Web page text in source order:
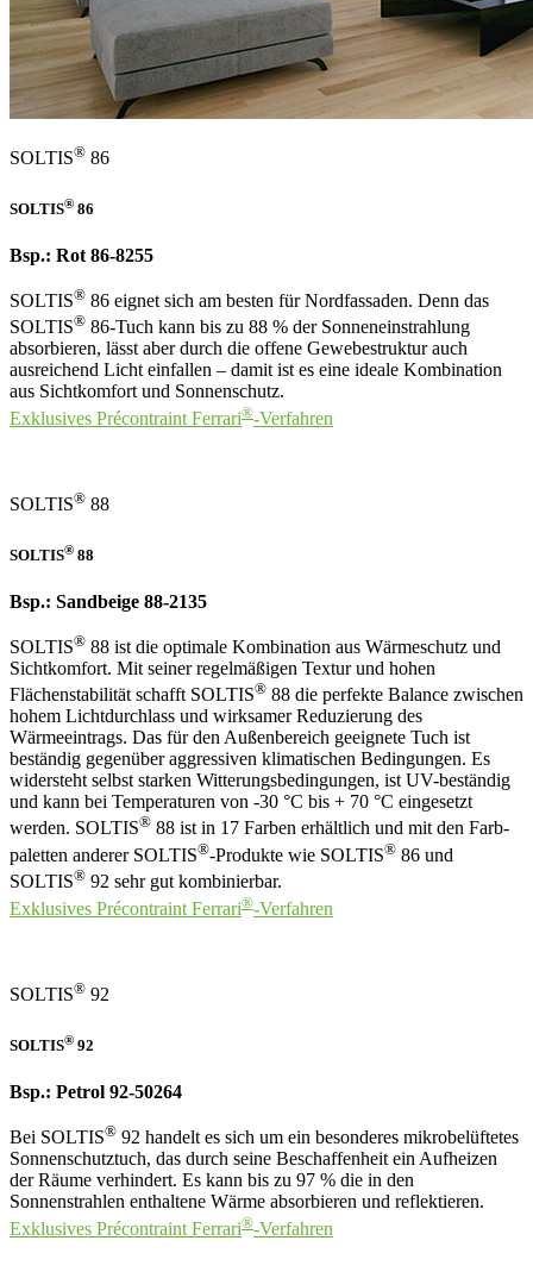
SOLTIS® 86
SOLTIS® 86
Bsp.: Rot 86-8255
SOLTIS® 86 eignet sich am besten für Nordfassaden. Denn das
SOLTIS® 86-Tuch kann bis zu 88 % der Sonnen­einstrahlung
absorbieren, lässt aber durch die offene Gewebestruktur auch
ausreichend Licht einfallen – damit ist es eine ideale Kombination
aus Sichtkomfort und Sonnenschutz.
Exklusives Précontraint Ferrari®-Verfahren
SOLTIS® 88
SOLTIS® 88
Bsp.: Sandbeige 88-2135
SOLTIS® 88 ist die optimale Kombination aus Wärmeschutz und
Sichtkomfort. Mit seiner regelmäßigen Textur und hohen
Flächenstabilität schafft SOLTIS® 88 die perfekte Balance zwischen
hohem Lichtdurchlass und wirksamer Reduzierung des
Wärmeeintrags. Das für den Außenbereich geeignete Tuch ist
beständig gegenüber aggressiven klimatischen Bedingungen. Es
widersteht selbst starken Witterungsbedingungen, ist UV-beständig
und kann bei ​Temperaturen von -30 °C bis + 70 °C eingesetzt
werden. SOLTIS® 88 ist in 17 Farben erhältlich und mit den Farb­
paletten anderer SOLTIS®-Produkte wie SOLTIS® 86 und
SOLTIS® 92 sehr gut kombinierbar.
Exklusives Précontraint Ferrari®-Verfahren
SOLTIS® 92
SOLTIS® 92
Bsp.: Petrol 92-50264
Bei SOLTIS® 92 handelt es sich um ein besonderes mikrobelüftetes
Sonnenschutztuch, das durch seine Beschaffenheit ein Aufheizen
der Räume verhindert. Es kann bis zu 97 % die in den
Sonnenstrahlen enthaltene Wärme absorbieren und reflektieren.
Exklusives Précontraint Ferrari®-Verfahren